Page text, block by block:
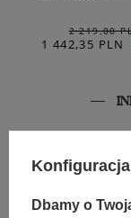
2 219,00
1 442,35 PLN
Dbamy o